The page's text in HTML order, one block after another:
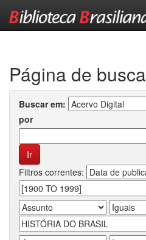
Página de busca
Buscar em:
por
Filtros correntes: